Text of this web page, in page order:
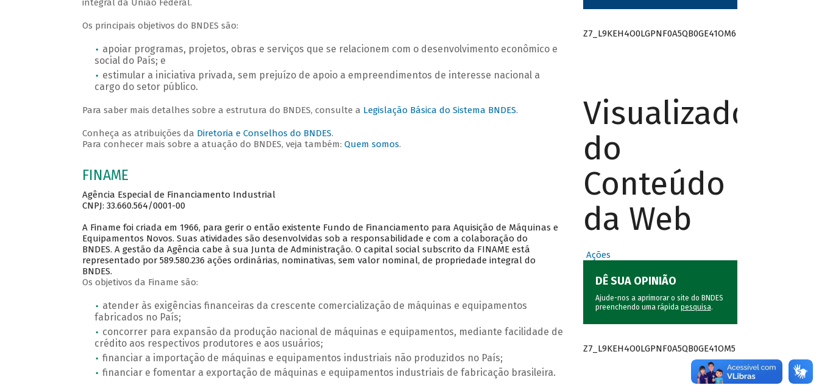
integral da União Federal.
Os principais objetivos do BNDES são:
apoiar programas, projetos, obras e serviços que se relacionem com o desenvolvimento econômico e
social do País; e
estimular a iniciativa privada, sem prejuízo de apoio a empreendimentos de interesse nacional a
cargo do setor público.
Para saber mais detalhes sobre a estrutura do BNDES, consulte a Legislação Básica do Sistema BNDES.
Conheça as atribuições da Diretoria e Conselhos do BNDES.
Para conhecer mais sobre a atuação do BNDES, veja também: Quem somos.
FINAME
Agência Especial de Financiamento Industrial
CNPJ: 33.660.564/0001-00
A Finame foi criada em 1966, para gerir o então existente Fundo de Financiamento para Aquisição de Máquinas e
Equipamentos Novos. Suas atividades são desenvolvidas sob a responsabilidade e com a colaboração do
BNDES. A gestão da Agência cabe à sua Junta de Administração. O capital social subscrito da FINAME está
representado por 589.580.236 ações ordinárias, nominativas, sem valor nominal, de propriedade integral do
BNDES.
Os objetivos da Finame são:
atender às exigências financeiras da crescente comercialização de máquinas e equipamentos
fabricados no País;
concorrer para expansão da produção nacional de máquinas e equipamentos, mediante facilidade de
crédito aos respectivos produtores e aos usuários;
financiar a importação de máquinas e equipamentos industriais não produzidos no País;
financiar e fomentar a exportação de máquinas e equipamentos industriais de fabricação brasileira.
Z7_L9KEH4O0LGPNF0A5QB0GE41OM6
Visualizador
do
Conteúdo
da Web
Ações
DÊ SUA OPINIÃO
Ajude-nos a aprimorar o site do BNDES
preenchendo uma rápida pesquisa.
Z7_L9KEH4O0LGPNF0A5QB0GE41OM5